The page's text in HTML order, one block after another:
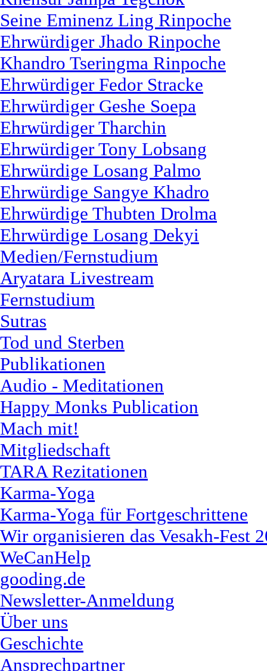
Seine Eminenz Ling Rinpoche
Ehrwürdiger Jhado Rinpoche
Khandro Tseringma Rinpoche
Ehrwürdiger Fedor Stracke
Ehrwürdiger Geshe Soepa
Ehrwürdiger Tharchin
Ehrwürdiger Tony Lobsang
Ehrwürdige Losang Palmo
Ehrwürdige Sangye Khadro
Ehrwürdige Thubten Drolma
Ehrwürdige Losang Dekyi
Medien/Fernstudium
Aryatara Livestream
Fernstudium
Sutras
Tod und Sterben
Publikationen
Audio - Meditationen
Happy Monks Publication
Mach mit!
Mitgliedschaft
TARA Rezitationen
Karma-Yoga
Karma-Yoga für Fortgeschrittene
Wir organisieren das Vesakh-Fest
WeCanHelp
gooding.de
Newsletter-Anmeldung
Über uns
Geschichte
Ansprechpartner